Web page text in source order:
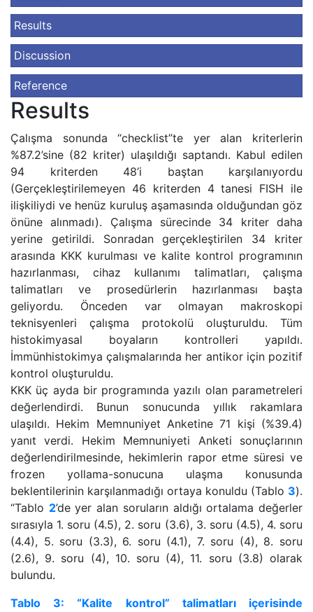
Results
Discussion
Reference
Results
Çalışma sonunda “checklist”te yer alan kriterlerin
%87.2’sine (82 kriter) ulaşıldığı saptandı. Kabul edilen
94 kriterden 48’i baştan karşılanıyordu
(Gerçekleştirilemeyen 46 kriterden 4 tanesi FISH ile
ilişkiliydi ve henüz kuruluş aşamasında olduğundan göz
önüne alınmadı). Çalışma sürecinde 34 kriter daha
yerine getirildi. Sonradan gerçekleştirilen 34 kriter
arasında KKK kurulması ve kalite kontrol programının
hazırlanması, cihaz kullanımı talimatları, çalışma
talimatları ve prosedürlerin hazırlanması başta
geliyordu. Önceden var olmayan makroskopi
teknisyenleri çalışma protokolü oluşturuldu. Tüm
histokimyasal boyaların kontrolleri yapıldı.
İmmünhistokimya çalışmalarında her antikor için pozitif
kontrol oluşturuldu.
KKK üç ayda bir programında yazılı olan parametreleri
değerlendirdi. Bunun sonucunda yıllık rakamlara
ulaşıldı. Hekim Memnuniyet Anketine 71 kişi (%39.4)
yanıt verdi. Hekim Memnuniyeti Anketi sonuçlarının
değerlendirilmesinde, hekimlerin rapor etme süresi ve
frozen yollama-sonucuna ulaşma konusunda
beklentilerinin karşılanmadığı ortaya konuldu (Tablo 3).
“Tablo 2’de yer alan soruların aldığı ortalama değerler
sırasıyla 1. soru (4.5), 2. soru (3.6), 3. soru (4.5), 4. soru
(4.4), 5. soru (3.3), 6. soru (4.1), 7. soru (4), 8. soru
(2.6), 9. soru (4), 10. soru (4), 11. soru (3.8) olarak
bulundu.
Tablo 3: “Kalite kontrol” talimatları içerisinde